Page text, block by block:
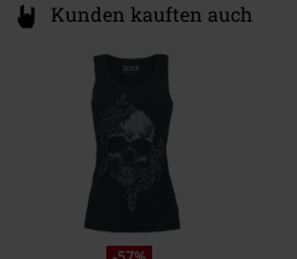
Kunden kauften auch